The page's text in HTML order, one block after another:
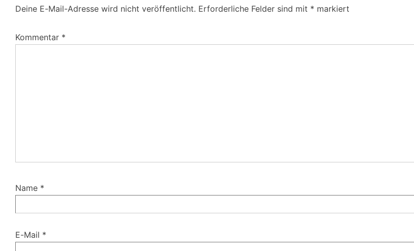
Deine E-Mail-Adresse wird nicht veröffentlicht. Erforderliche Felder sind mit * markiert
Kommentar *
Name *
E-Mail *